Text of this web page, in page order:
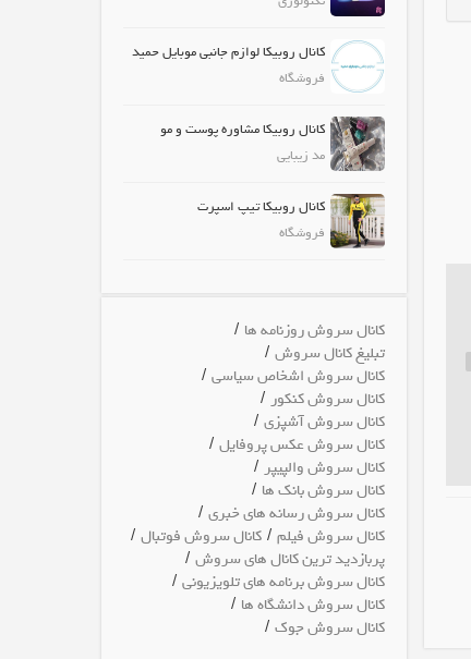
کانال روبیکا لوازم جانبی موبایل حمید
فروشگاه
کانال روبیکا مشاوره پوست و مو
مد زیبایی
کانال روبیکا تیپ اسپرت
فروشگاه
کانال سروش روزنامه ها /
تبلیغ کانال سروش/
کانال سروش اشخاص سیاسی/
کانال سروش کنکور/
کانال سروش آشپزی/
کانال سروش عکس پروفایل/
کانال سروش والپیپر/
کانال سروش بانک ها /
کانال سروش رسانه های خبری/
کانال سروش فیلم/ کانال سروش فوتبال/
پربازدید ترین کانال های سروش/
کانال سروش برنامه های تلویزیونی/
کانال سروش دانشگاه ها /
کانال سروش جوک/